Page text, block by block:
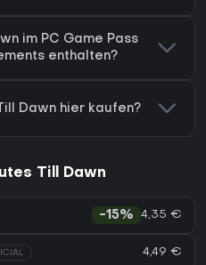
im PC Game Pass
enthalten?
Dawn hier kaufen?
Till Dawn
-15% 4,35 €
4,49 €